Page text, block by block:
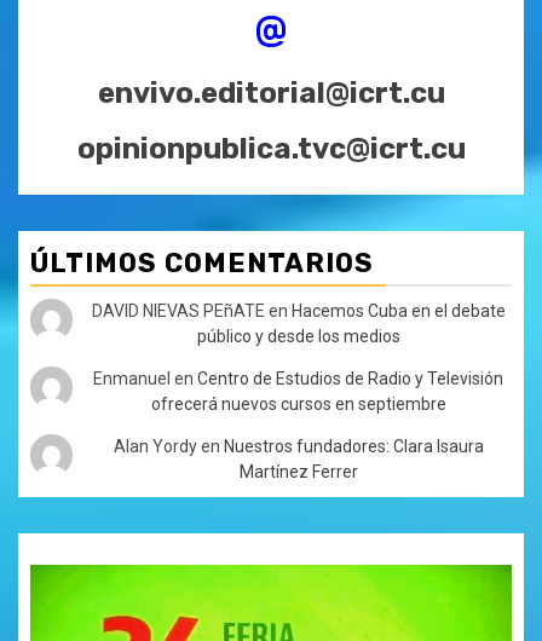
@
envivo.editorial@icrt.cu
opinionpublica.tvc@icrt.cu
ÚLTIMOS COMENTARIOS
DAVID NIEVAS PEñATE en Hacemos Cuba en el debate
público y desde los medios
Enmanuel enCentro de Estudios de Radio y Televisión
ofrecerá nuevos cursos en septiembre
Alan Yordyen Nuestros fundadores: Clara Isaura
Martínez Ferrer